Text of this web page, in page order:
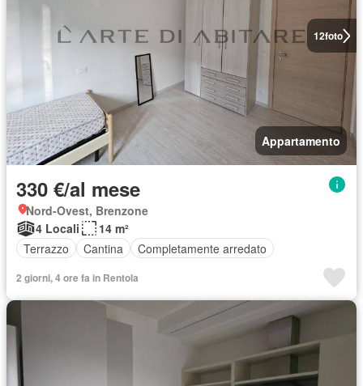
12foto
Appartamento
330 €/al mese
Nord-Ovest, Brenzone
4 Locali
14 m²
Terrazzo
Cantina Completamente arredato
2 giorni, 4 ore fa in Rentola